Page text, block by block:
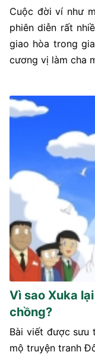
Cuộc đời ví như
phiên diễn rất
giao hòa trong
cương vị làm cha
Vì sao Xuka
chồng?
Bài viết được sưu
mộ truyện tranh